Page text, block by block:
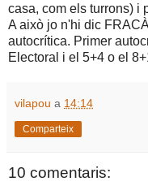
casa, com els turrons) i
A això jo n'hi dic
autocrítica. Primer
Electoral i el 5+4 o el
vilapou a 14:14
Comparteix
10 comentaris: